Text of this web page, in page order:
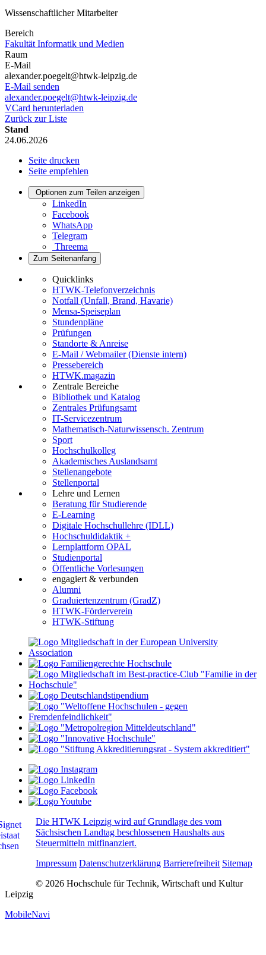
Wissenschaftlicher Mitarbeiter
Bereich
Fakultät Informatik und Medien
Raum
E-Mail
alexander.poegelt@htwk-leipzig.de
E-Mail senden
alexander.poegelt@htwk-leipzig.de
VCard herunterladen
Zurück zur Liste
Stand
24.06.2026
Seite drucken
Seite empfehlen
Optionen zum Teilen anzeigen
LinkedIn
Facebook
WhatsApp
Telegram
Threema
Zum Seitenanfang
Quicklinks
HTWK-Telefonverzeichnis
Notfall (Unfall, Brand, Havarie)
Mensa-Speiseplan
Stundenpläne
Prüfungen
Standorte & Anreise
E-Mail / Webmailer (Dienste intern)
Pressebereich
HTWK.magazin
Zentrale Bereiche
Bibliothek und Katalog
Zentrales Prüfungsamt
IT-Servicezentrum
Mathematisch-Naturwissensch. Zentrum
Sport
Hochschulkolleg
Akademisches Auslandsamt
Stellenangebote
Stellenportal
Lehre und Lernen
Beratung für Studierende
E-Learning
Digitale Hochschullehre (IDLL)
Hochschuldidaktik +
Lernplattform OPAL
Studienportal
Öffentliche Vorlesungen
engagiert & verbunden
Alumni
Graduiertenzentrum (GradZ)
HTWK-Förderverein
HTWK-Stiftung
Die HTWK Leipzig wird auf Grundlage des vom
Sächsischen Landtag beschlossenen Haushalts aus
Steuermitteln mitfinanziert.
Impressum Datenschutzerklärung Barrierefreiheit Sitemap
© 2026 Hochschule für Technik, Wirtschaft und Kultur
Leipzig
MobileNavi